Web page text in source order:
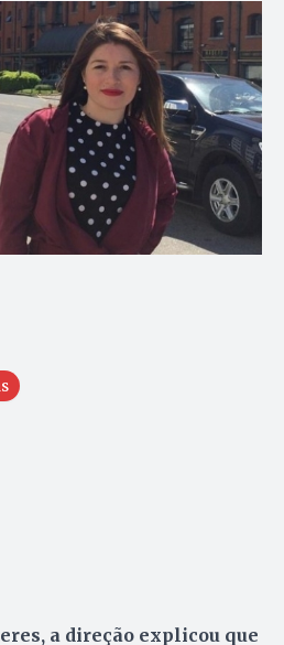
a direção explicou que